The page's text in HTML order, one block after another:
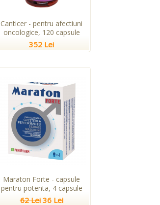
Canticer - pentru afectiuni
oncologice, 120 capsule
352 Lei
Maraton Forte - capsule
pentru potenta, 4 capsule
62 Lei 36 Lei